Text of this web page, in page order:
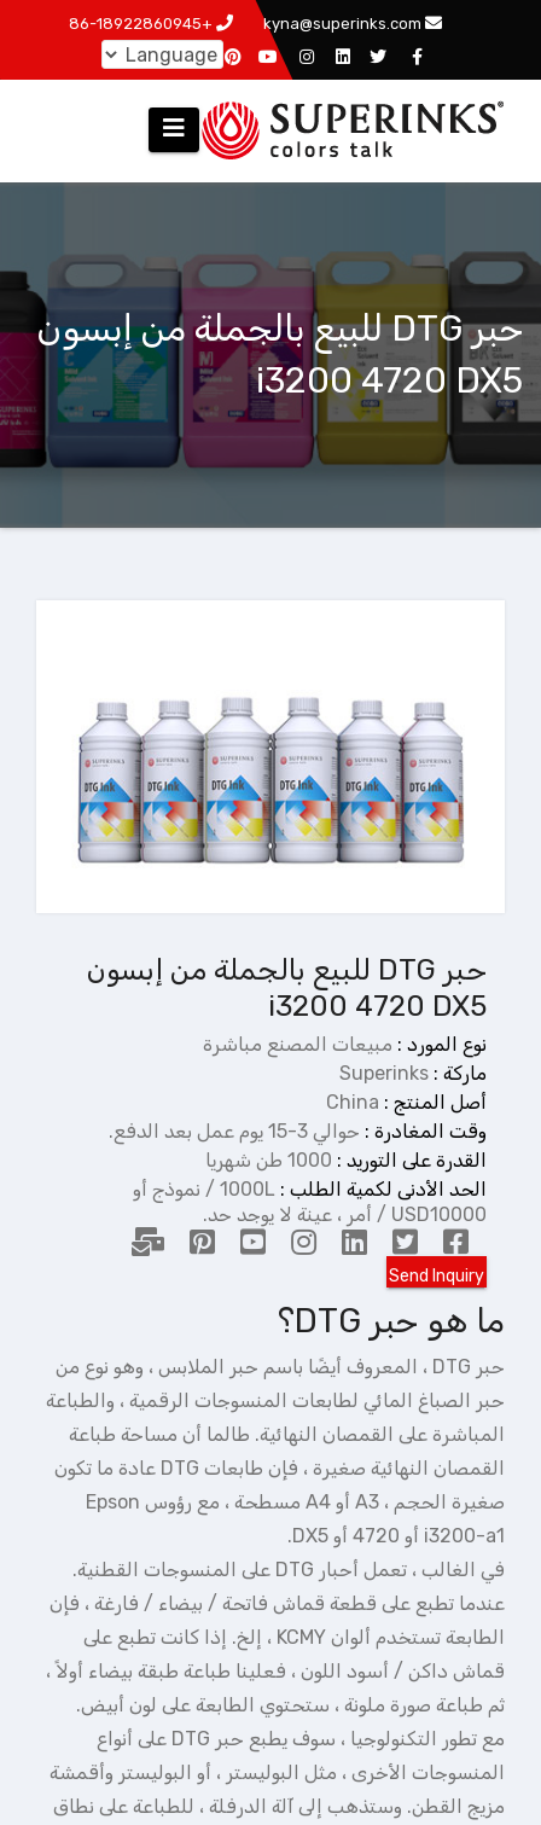
内
حبر DTG للبيع بالجملة من إبسون
i3200 4720
حبر DTG للبيع بالجملة من إبسون
i3200 4720 DX5
نوع المورد :مبيعات المصنع مباشرة
ماركة :Superinks
أصل المنتج :China
وقت المغادرة :حوالي 3-15 يوم عمل بعد الدفع.
القدرة على التوريد :1000 طن شهريا
الحد الأدنى لكمية الطلب :
1000L / نموذج أو
USD10000 / أمر ، عينة لا يوجد حد.
ما هو حبر DTG؟
حبر DTG ، المعروف أيضًا باسم حبر الملابس ، وهو نوع من
حبر الصباغ المائي لطابعات المنسوجات الرقمية ، والطباعة
المباشرة على القمصان النهائية. طالما أن مساحة طباعة
القمصان النهائية صغيرة ، فإن طابعات DTG عادة ما تكون
صغيرة الحجم ، A3 أو A4 مسطحة ، مع رؤوس Epson
i3200-a1 أو 4720 أو DX5.
في الغالب ، تعمل أحبار DTG على المنسوجات القطنية.
عندما تطبع على قطعة قماش فاتحة / بيضاء / فارغة ، فإن
الطابعة تستخدم ألوان KCMY ، إلخ. إذا كانت تطبع على
قماش داكن / أسود اللون ، فعلينا طباعة طبقة بيضاء أولاً ،
ثم طباعة صورة ملونة ، ستحتوي الطابعة على لون أبيض.
مع تطور التكنولوجيا ، سوف يطبع حبر DTG على أنواع
المنسوجات الأخرى ، مثل البوليستر ، أو البوليستر وأقمشة
مزيج القطن. وستذهب إلى آلة الدرفلة ، للطباعة على نطاق